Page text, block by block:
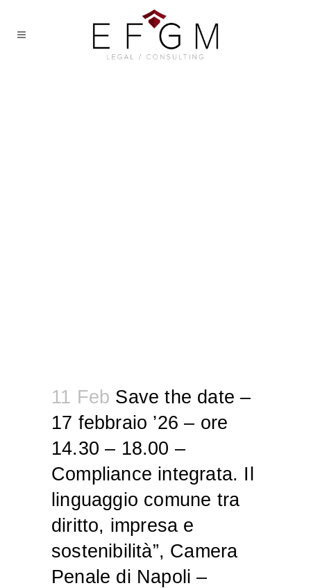
11 Feb Save the date –
17 febbraio ’26 – ore
14.30 – 18.00 –
Compliance integrata. Il
linguaggio comune tra
diritto, impresa e
sostenibilità”, Camera
Penale di Napoli –